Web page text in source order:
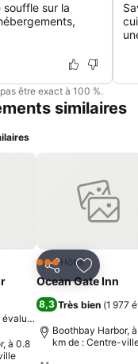
sur la
être exact à 100 %.
similaires
à mes favoris
à 0.8
PartagerAjouter
3 ÉtoilesHôtel
Ocean Gate Inn
8,3 Très bien (1 977
Boothbay Harbor,
km de : Centre-